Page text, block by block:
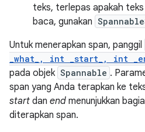
teks, terlepas apakah
baca, gunakan
Untuk menerapkan span, panggil
_what_, int _start_, int
pada objek Spannable .
span yang Anda terapkan ke
start dan end menunjukkan
diterapkan span.